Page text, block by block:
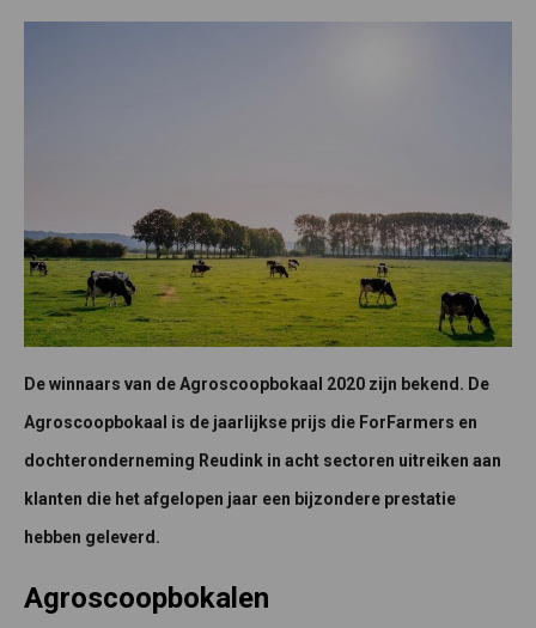
De winnaars van de Agroscoopbokaal 2020 zijn bekend. De
Agroscoopbokaal is de jaarlijkse prijs die ForFarmers en
dochteronderneming Reudink in acht sectoren uitreiken aan
klanten die het afgelopen jaar een bijzondere prestatie
hebben geleverd.
Agroscoopbokalen